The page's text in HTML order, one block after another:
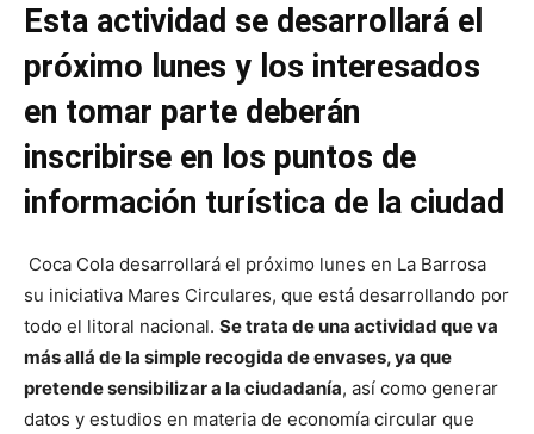
Esta actividad se desarrollará el
próximo lunes y los interesados
en tomar parte deberán
inscribirse en los puntos de
información turística de la ciudad
Coca Cola desarrollará el próximo lunes en La Barrosa
su iniciativa Mares Circulares, que está desarrollando por
todo el litoral nacional. Se trata de una actividad que va
más allá de la simple recogida de envases, ya que
pretende sensibilizar a la ciudadanía, así como generar
datos y estudios en materia de economía circular que